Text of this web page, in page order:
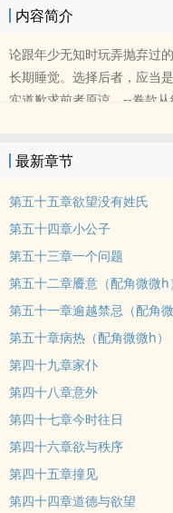
内容简介
论跟年少无知时玩弄抛弃过
长期睡觉。选择后者，应当
实道歉求前者原谅。--卷款
俗的问题。“爱过吗？”榆暮
爱。--“我知道你是怎样的人
羞耻与鄙视，我却在内心深
狂，也因而更具罪愆。”
最新章节
第五十五章欲望没有姓氏
第五十四章小公子
第五十三章一个问题
第五十二章餍意（配角微微
第五十一章逾越禁忌（配角微
第五十章病热（配角微微h）
第四十九章家仆
第四十八章意外
第四十七章今时往日
第四十六章欲与秩序
第四十五章撞见
第四十四章道德与欲望